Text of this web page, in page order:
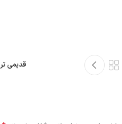
قدیمی تر